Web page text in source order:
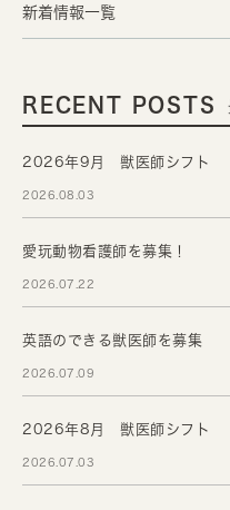
新着情報一覧
RECENT POSTS
2026年9月 獣医師シフト
2026.08.03
愛玩動物看護師を募集！
2026.07.22
英語のできる獣医師を募集
2026.07.09
2026年8月 獣医師シフト
2026.07.03